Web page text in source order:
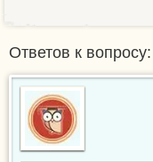
Ответов к